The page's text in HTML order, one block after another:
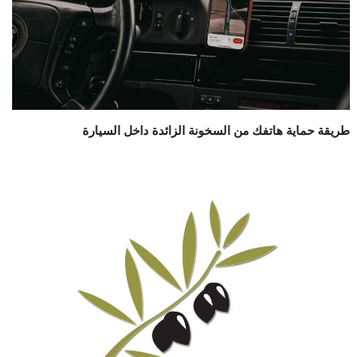
طريقة حماية هاتفك من السخونة الزائدة داخل السيارة